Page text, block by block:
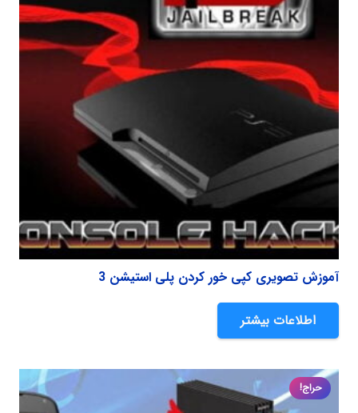
آموزش تصویری کپی خور کردن پلی استیشن 3
اطلاعات بیشتر
حراج!